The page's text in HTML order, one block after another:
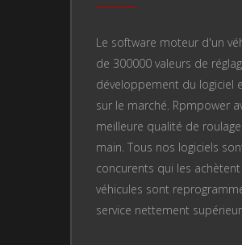
Le software moteur d'un
de 300000 valeurs de
développement du logiciel
sur le marché. Rpmpower
meilleure qualité de
main. Tous nos logiciels
concurents qui les
véhicules sont
service nettement